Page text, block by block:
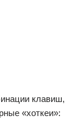
клавиш,
«хоткеи»: